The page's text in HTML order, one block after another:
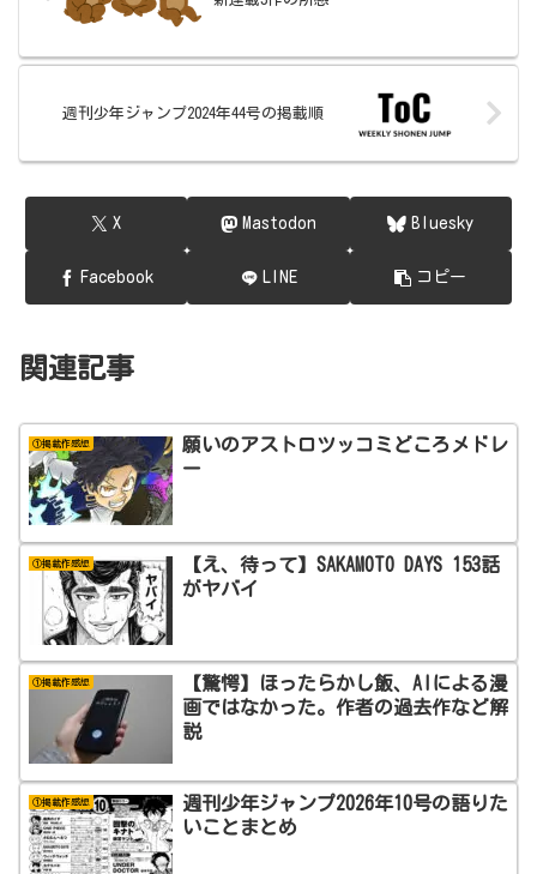
週刊少年ジャンプ2024年44号の掲載順
X Mastodon Bluesky
Facebook LINE コピー
関連記事
①掲載作感想
願いのアストロツッコミどころメドレ
ー
①掲載作感想
【え、待って】SAKAMOTO DAYS 153話
がヤバイ
①掲載作感想
【驚愕】ほったらかし飯、AIによる漫
画ではなかった。作者の過去作など解
説
①掲載作感想
週刊少年ジャンプ2026年10号の語りた
いことまとめ